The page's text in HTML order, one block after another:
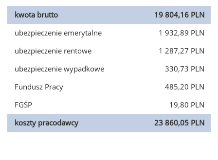
kwota brutto
19 804,16 PLN
ubezpieczenie emerytalne
1 932,89 PLN
ubezpieczenie rentowe
1 287,27 PLN
ubezpieczenie wypadkowe
330,73 PLN
Fundusz Pracy
485,20 PLN
FGŚP
19,80 PLN
koszty pracodawcy
23 860,05 PLN